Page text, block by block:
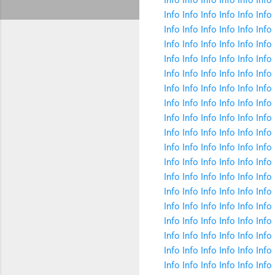
Info Info Info Info Info Info
Info Info Info Info Info Info
Info Info Info Info Info Info
Info Info Info Info Info Info
Info Info Info Info Info Info
Info Info Info Info Info Info
Info Info Info Info Info Info
Info Info Info Info Info Info
Info Info Info Info Info Info
Info Info Info Info Info Info
Info Info Info Info Info Info
Info Info Info Info Info Info
Info Info Info Info Info Info
Info Info Info Info Info Info
Info Info Info Info Info Info
Info Info Info Info Info Info
Info Info Info Info Info Info
Info Info Info Info Info Info